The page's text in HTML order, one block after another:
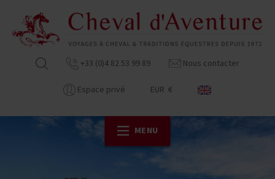
+33 (0)4 82 53 99 89 Nous contacter
Espace privé EUR €
MENU